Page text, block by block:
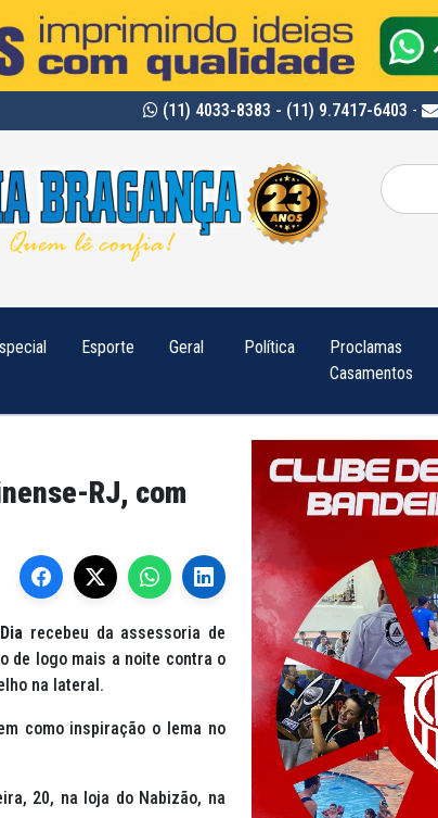
(11) 4033-8383 - (11) 9.7417-6403 -
Pesquisar
por:
Esporte Geral Política
Proclamas
Casamentos
RJ, com
recebeu da assessoria de
de logo mais a noite contra o
na lateral.
como inspiração o lema no
20, na loja do Nabizão, na